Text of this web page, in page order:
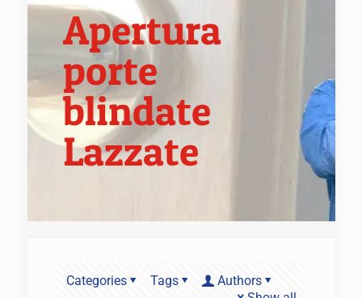
Apertura
porte
blindate
Lazzate
Categories Tags
Authors